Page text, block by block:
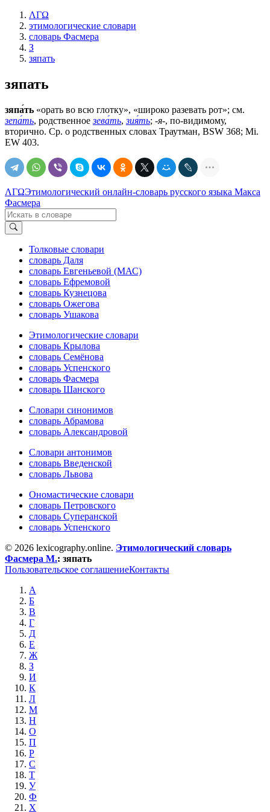
ΛΓΩ
этимологические словари
словарь Фасмера
З
зяпать
зяпать
зяпа́ть «орать во всю глотку», «широко разевать рот»; см.
зепа́ть, родственноезева́ть,зия́ть; -я-, по-видимому,
вторично. Ср. о родственных словах Траутман, ВSW 368; Мi.
ЕW 403.
ΛΓΩЭтимологический онлайн-словарь русского языка Макса
Фасмера
Толковые словари
словарь Даля
словарь Евгеньевой (МАС)
словарь Ефремовой
словарь Кузнецова
словарь Ожегова
словарь Ушакова
Этимологические словари
словарь Крылова
словарь Семёнова
словарь Успенского
словарь Фасмера
словарь Шанского
Словари синонимов
словарь Абрамова
словарь Александровой
Словари антонимов
словарь Введенской
словарь Львова
Ономастические словари
словарь Петровского
словарь Суперанской
словарь Успенского
© 2026 lexicography.online. Этимологический словарь
Фасмера М.: зяпать
Пользовательское соглашениеКонтакты
А
Б
В
Г
Д
Е
Ж
З
И
К
Л
М
Н
О
П
Р
С
Т
У
Ф
Х